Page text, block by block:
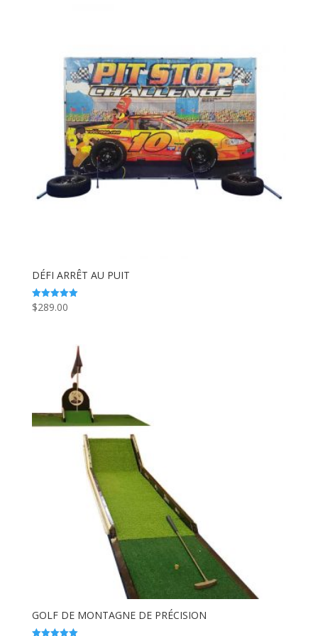
DÉFI ARRÊT AU PUIT
Note
5.00
$289.00
GOLF DE MONTAGNE DE PRÉCISION